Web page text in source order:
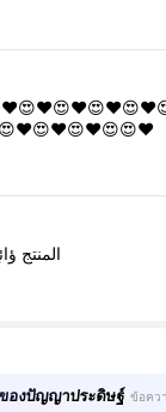
المنتج
องปัญญาประดิษฐ์ ข้อคว